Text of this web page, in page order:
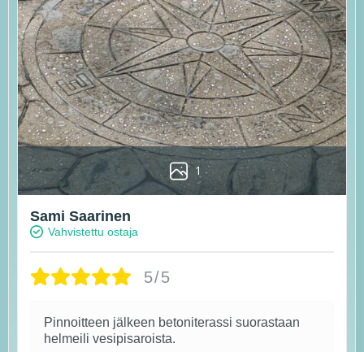
1
Sami Saarinen
Vahvistettu ostaja
5/5
Pinnoitteen jälkeen betoniterassi suorastaan
helmeili vesipisaroista.